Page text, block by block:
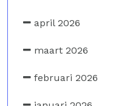
april 2026
maart 2026
februari 2026